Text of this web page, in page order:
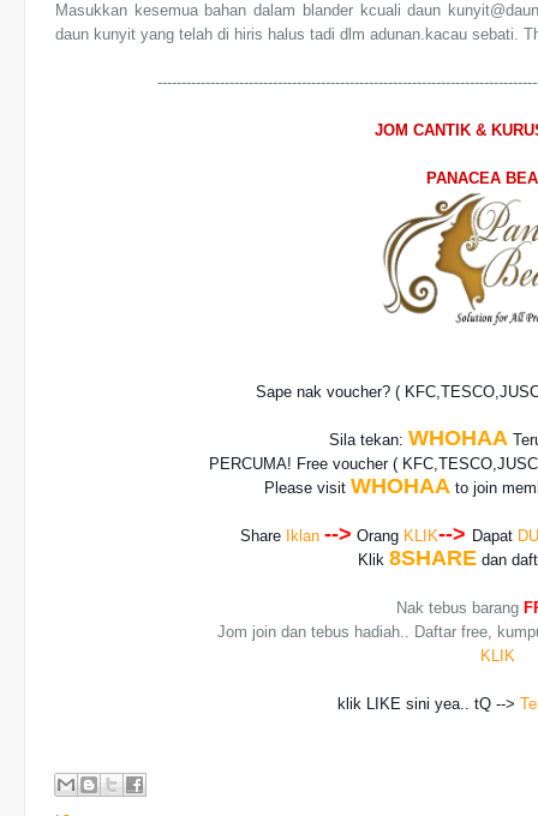
Masukkan kesemua bahan dalam blander kcuali daun
daun kunyit yang telah di hiris halus tadi dlm adunan.kacau sebati.
JOM CANTIK &
PANACEA
Sape nak voucher? (
Sila tekan: WHOHAA
PERCUMA! Free voucher(
Please visitWHOHAA to join
Share Iklan --> Orang KLIK--> Dapat
Klik8SHARE dan
Nak tebus barang
Jom join dan tebus hadiah.. Daftar free,
KLIK
klik LIKE sini yea.. tQ -->